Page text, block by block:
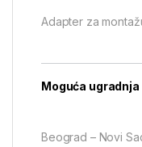
Adapter za
Moguća
Beograd – Novi